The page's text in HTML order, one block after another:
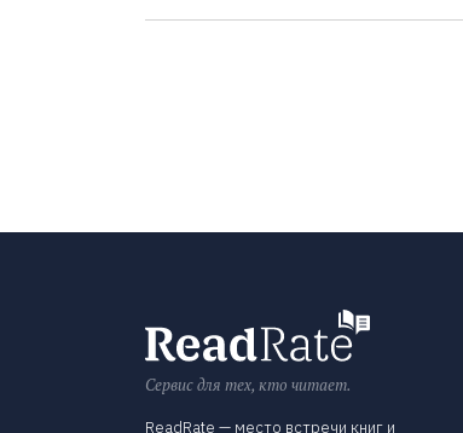
Сервис для тех, кто читает.
ReadRate — место встречи книг и